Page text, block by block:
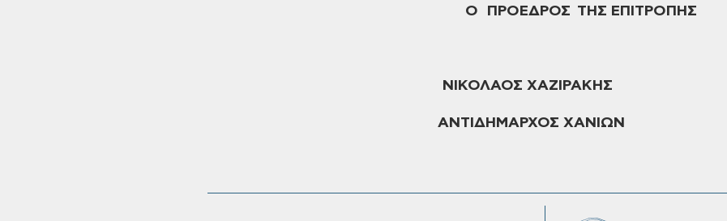
Ο ΠΡΟΕΔΡΟΣ ΤΗΣ ΕΠΙΤΡΟΠΗΣ
ΝΙΚΟΛΑΟΣ ΧΑΖΙΡΑΚΗΣ
ΑΝΤΙΔΗΜΑΡΧΟΣ ΧΑΝΙΩΝ